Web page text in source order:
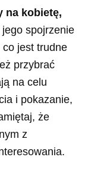
na kobietę,
spojrzenie
co jest trudne
przybrać
na celu
i pokazanie,
że
z